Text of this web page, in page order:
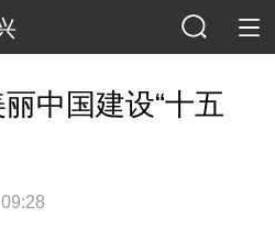
中国建设“十五